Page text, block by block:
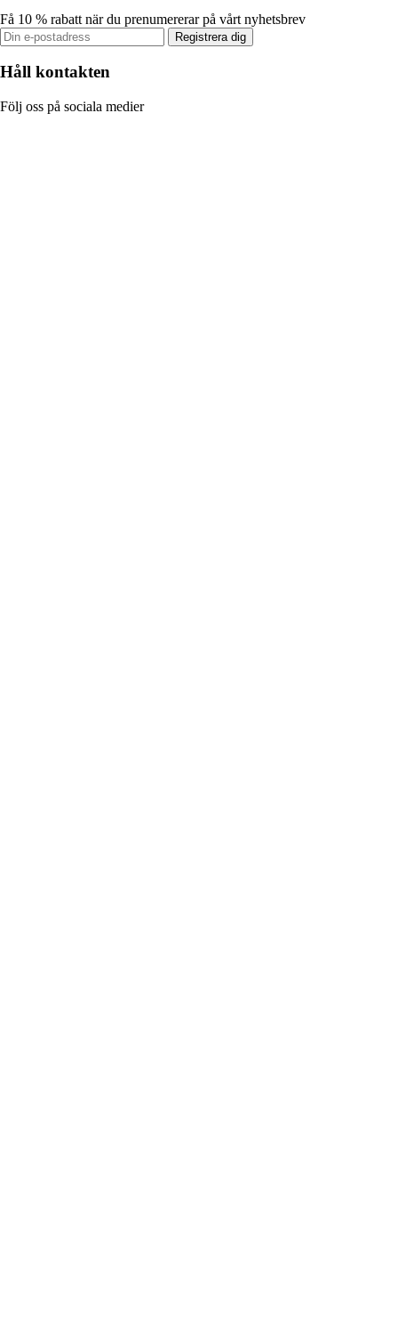
Få 10 % rabatt när du prenumererar på vårt nyhetsbrev
Registrera dig
Håll kontakten
Följ oss på sociala medier